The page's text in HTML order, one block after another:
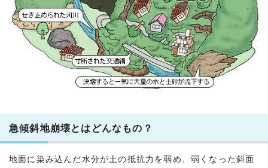
急傾斜地崩壊とはどんなもの？
地面に染み込んだ水分が土の抵抗力を弱め、弱くなった斜面